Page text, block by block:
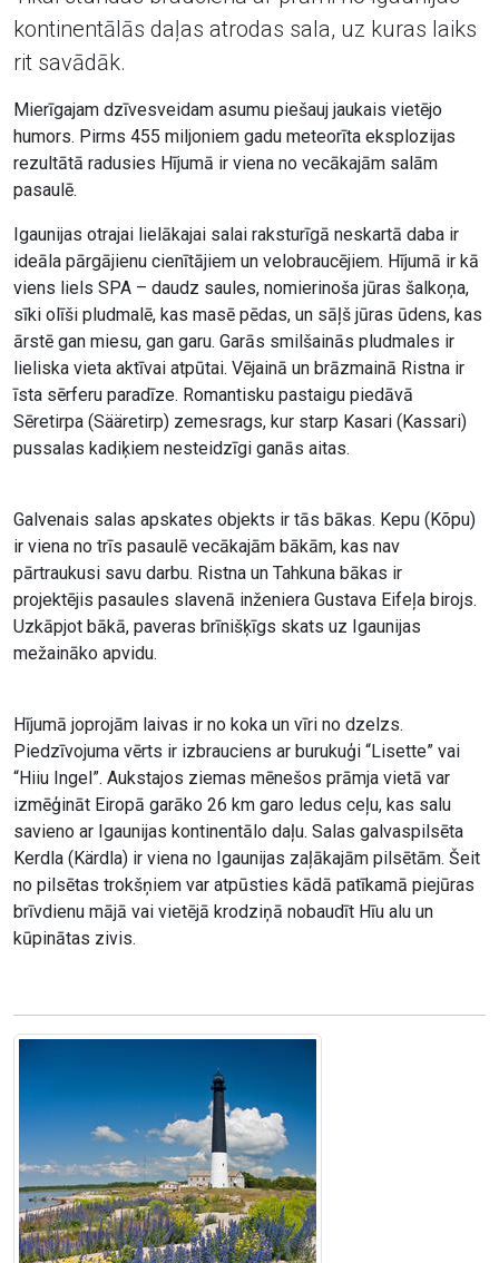
kontinentālās daļas atrodas sala, uz kuras laiks
rit savādāk.
Mierīgajam dzīvesveidam asumu piešauj jaukais vietējo
humors. Pirms 455 miljoniem gadu meteorīta eksplozijas
rezultātā radusies Hījumā ir viena no vecākajām salām
pasaulē.
Igaunijas otrajai lielākajai salai raksturīgā neskartā daba ir
ideāla pārgājienu cienītājiem un velobraucējiem. Hījumā ir kā
viens liels SPA – daudz saules, nomierinoša jūras šalkoņa,
sīki olīši pludmalē, kas masē pēdas, un sāļš jūras ūdens, kas
ārstē gan miesu, gan garu. Garās smilšainās pludmales ir
lieliska vieta aktīvai atpūtai. Vējainā un brāzmainā Ristna ir
īsta sērferu paradīze. Romantisku pastaigu piedāvā
Sēretirpa (Sääretirp) zemesrags, kur starp Kasari (Kassari)
pussalas kadiķiem nesteidzīgi ganās aitas.
Galvenais salas apskates objekts ir tās bākas. Kepu (Kõpu)
ir viena no trīs pasaulē vecākajām bākām, kas nav
pārtraukusi savu darbu. Ristna un Tahkuna bākas ir
projektējis pasaules slavenā inženiera Gustava Eifeļa birojs.
Uzkāpjot bākā, paveras brīnišķīgs skats uz Igaunijas
mežaināko apvidu.
Hījumā joprojām laivas ir no koka un vīri no dzelzs.
Piedzīvojuma vērts ir izbrauciens ar burukuģi “Lisette” vai
“Hiiu Ingel”. Aukstajos ziemas mēnešos prāmja vietā var
izmēģināt Eiropā garāko 26 km garo ledus ceļu, kas salu
savieno ar Igaunijas kontinentālo daļu. Salas galvaspilsēta
Kerdla (Kärdla) ir viena no Igaunijas zaļākajām pilsētām. Šeit
no pilsētas trokšņiem var atpūsties kādā patīkamā piejūras
brīvdienu mājā vai vietējā krodziņā nobaudīt Hīu alu un
kūpinātas zivis.